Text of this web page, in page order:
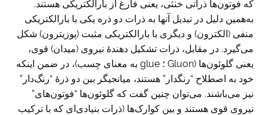
که فوتون‌ها ذراتی خنثی، یعنی فارغ از بارالکتریکی هستند.
به‌همین دلیل در تبدیل آنها به ذرات دو ذره یکی با بارالکتریکی
منفی (الکترون) و دیگری با بارالکتریکی مثبت (پوزیترون) شکل
می‌گیرد. در مقابل، ذرات تشکیل دهندهٔ نیروی (میدان) قوی،
یعنی گلوئون‌ها (Gluon ؛ glue به معنای چسب)، در ضمن اینکه
خود به اصطلاح “رنگدار” هستند، میانجیگر بین دو ذرهٔ “رنگ‌دار”
نیز می‌باشند. می‌توان چنین گفت که گلوئون‌ها “فوتون‌های”
نیروی قوی هستند و بین کوارک‌ها (ذرات بنیادی‌ای که با ترکیب